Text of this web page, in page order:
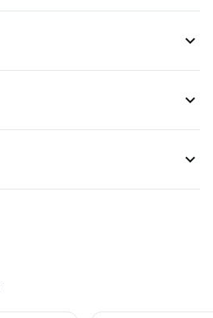
expand_more
expand_more
expand_more